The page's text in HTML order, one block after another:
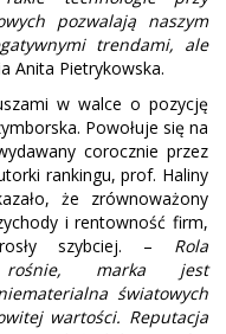
pozwalają naszym
trendami, ale
Anita Pietrykowska.
w walce o pozycję
Powołuje się na
corocznie przez
rankingu, prof. Haliny
że zrównoważony
i rentowność firm,
szybciej. – Rola
rośnie, marka jest
światowych
wartości. Reputacja